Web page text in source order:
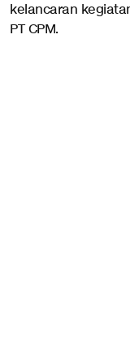
kelancaran
PT CPM.